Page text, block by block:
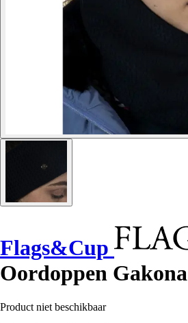
Flags&Cup
Oordoppen Gakona
Product niet beschikbaar